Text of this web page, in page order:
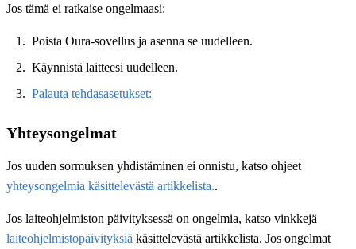
Jos tämä ei ratkaise ongelmaasi:
Poista Oura-sovellus ja asenna se uudelleen.
Käynnistä laitteesi uudelleen.
Palauta tehdasasetukset:
Yhteysongelmat
Jos uuden sormuksen yhdistäminen ei onnistu, katso ohjeet
yhteysongelmia käsittelevästä artikkelista..
Jos laiteohjelmiston päivityksessä on ongelmia, katso vinkkejä
laiteohjelmistopäivityksiä käsittelevästä artikkelista. Jos ongelmat